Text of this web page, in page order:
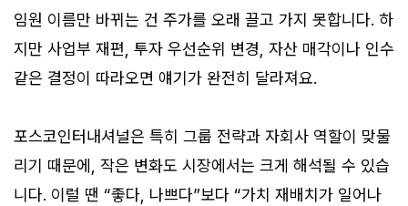
임원 이름만 바뀌는 건 주가를 오래 끌고 가지 못합니다. 하
지만 사업부 재편, 투자 우선순위 변경, 자산 매각이나 인수
같은 결정이 따라오면 얘기가 완전히 달라져요.
포스코인터내셔널은 특히 그룹 전략과 자회사 역할이 맞물
리기 때문에, 작은 변화도 시장에서는 크게 해석될 수 있습
니다. 이럴 땐 “좋다, 나쁘다”보다 “가치 재배치가 일어나